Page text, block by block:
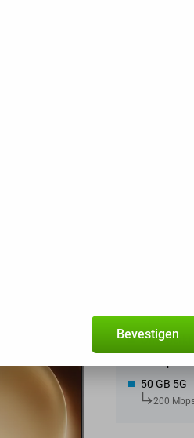
Op het
Onbeperkt
50 GB 5G
200
Bevestigen